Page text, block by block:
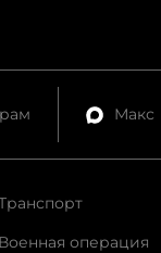
Макс
Военная операция